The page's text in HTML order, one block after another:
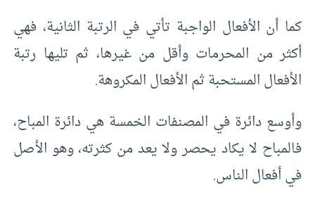
كما أن الأفعال الواجبة تأتي في الرتبة الثانية، فهي
أكثر من المحرمات وأقل من غيرها، ثم تليها رتبة
الأفعال المستحبة ثم الأفعال المكروهة.
وأوسع دائرة في المصنفات الخمسة هي دائرة المباح،
فالمباح لا يكاد يحصر ولا يعد من كثرته، وهو الأصل
في أفعال الناس.